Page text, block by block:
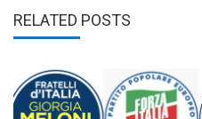
RELATED POSTS